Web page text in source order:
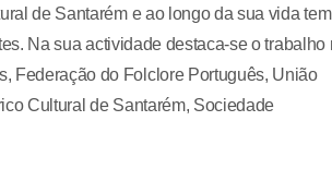
de Santarém e ao longo da sua vida tem
Na sua actividade destaca-se o trabalho
Federação do Folclore Português, União
Cultural de Santarém, Sociedade